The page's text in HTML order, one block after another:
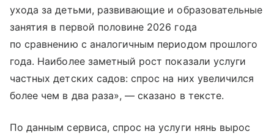
ухода за детьми, развивающие и образовательные
занятия в первой половине 2026 года
по сравнению с аналогичным периодом прошлого
года. Наиболее заметный рост показали услуги
частных детских садов: спрос на них увеличился
более чем в два раза», — сказано в тексте.
По данным сервиса, спрос на услуги нянь вырос